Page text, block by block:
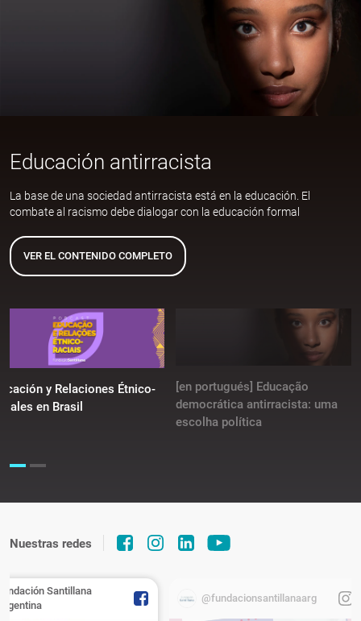
Educación antirracista
La base de una sociedad antirracista está en la educación. El
combate al racismo debe dialogar con la educación formal
VER EL CONTENIDO COMPLETO
y Relaciones Étnico-
en Brasil
[en portugués] Educação
democrática antirracista: uma
escolha política
Nuestras redes
Santillana
@fundacionsantillanaarg